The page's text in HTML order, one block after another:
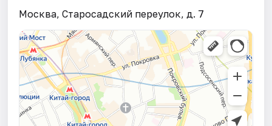
Москва, Старосадский переулок, д. 7